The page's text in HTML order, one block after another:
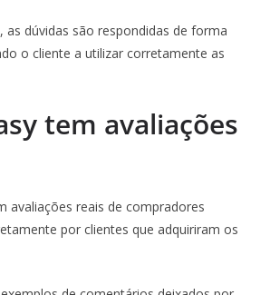
as dúvidas são respondidas de forma
o cliente a utilizar corretamente as
tem avaliações
avaliações reais de compradores
por clientes que adquiriram os